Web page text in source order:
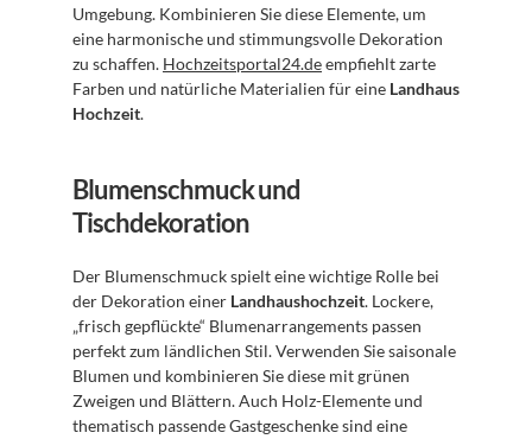
Umgebung. Kombinieren Sie diese Elemente, um
eine harmonische und stimmungsvolle Dekoration
zu schaffen. Hochzeitsportal24.de empfiehlt zarte
Farben und natürliche Materialien für eine Landhaus
Hochzeit.
Blumenschmuck und
Tischdekoration
Der Blumenschmuck spielt eine wichtige Rolle bei
der Dekoration einer Landhaushochzeit. Lockere,
„frisch gepflückte“ Blumenarrangements passen
perfekt zum ländlichen Stil. Verwenden Sie saisonale
Blumen und kombinieren Sie diese mit grünen
Zweigen und Blättern. Auch Holz-Elemente und
thematisch passende Gastgeschenke sind eine